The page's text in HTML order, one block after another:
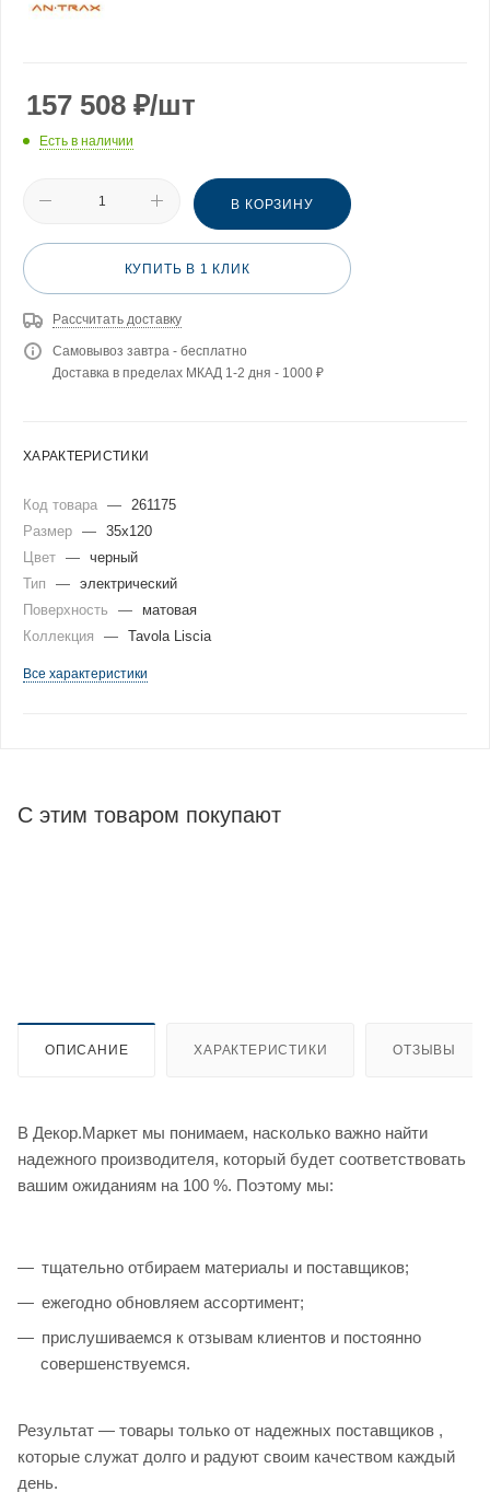
157 508 ₽/шт
Есть в наличии
В КОРЗИНУ
КУПИТЬ В 1 КЛИК
Рассчитать доставку
Самовывоз завтра - бесплатно
Доставка в пределах МКАД 1-2 дня - 1000 ₽
ХАРАКТЕРИСТИКИ
Код товара —
261175
Размер — 35x120
Цвет — черный
Тип
— электрический
Поверхность
—
матовая
Коллекция
— Tavola Liscia
Все характеристики
С этим товаром покупают
ОПИСАНИЕ ХАРАКТЕРИСТИКИ ОТЗЫВЫ
В Декор.Маркет мы понимаем, насколько важно найти
надежного производителя, который будет соответствовать
вашим ожиданиям на 100 %. Поэтому мы:
тщательно отбираем материалы и поставщиков;
ежегодно обновляем ассортимент;
прислушиваемся к отзывам клиентов и постоянно
совершенствуемся.
Результат — товары только от надежных поставщиков ,
которые служат долго и радуют своим качеством каждый
день.